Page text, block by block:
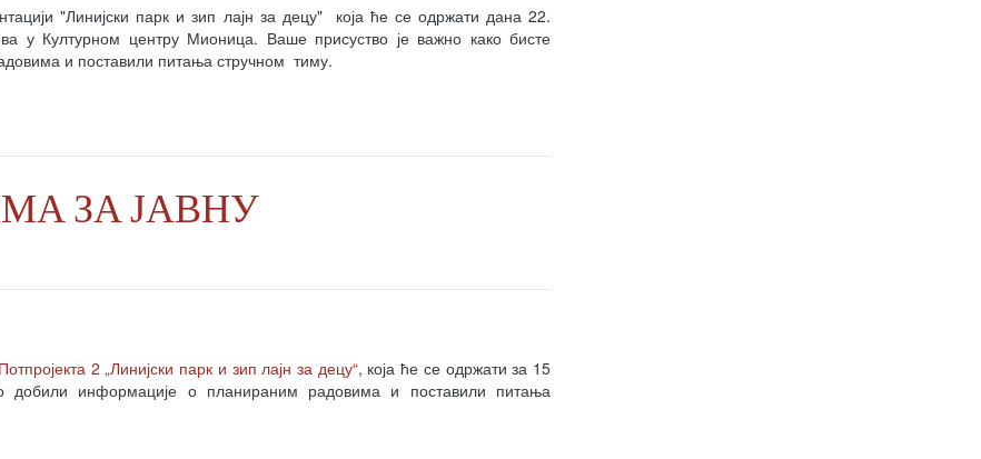
"Линијски парк и зип лајн за децу" која ће се одржати дана 22.
у Културном центру Мионица. Ваше присуство је важно како бисте
и поставили питања стручном тиму.
ЗА ЈАВНУ
Потпројекта 2 „Линијски парк и зип лајн за децу“, која ће се одржати за 15
добили информације о планираним радовима и поставили питања